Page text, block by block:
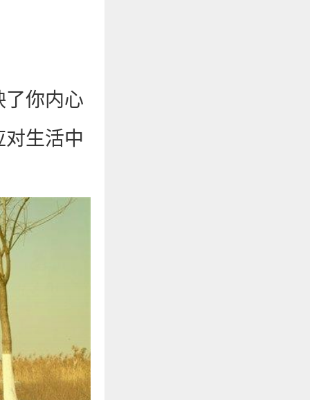
了你内心
生活中